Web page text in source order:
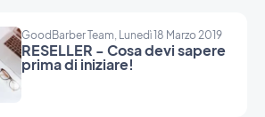
GoodBarber Team, Lunedì 18 Marzo 2019
RESELLER - Cosa devi sapere
prima di iniziare!